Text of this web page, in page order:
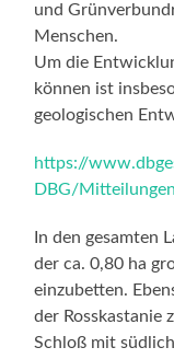
und
Menschen.
Um die
können ist
geologischen
https://
DBG/
In den gesamten
der ca. 0,80 ha
einzubetten.
der Rosskastanie
Schloß mit